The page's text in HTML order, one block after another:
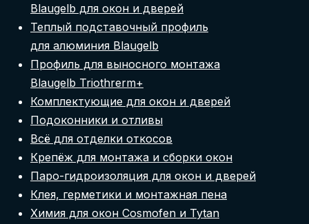
Blaugelb для окон и дверей
Теплый подставочный профиль
для алюминия Blaugelb
Профиль для выносного монтажа
Blaugelb Triothrerm+
Комплектующие для окон и дверей
Подоконники и отливы
Всё для отделки откосов
Крепёж для монтажа и сборки окон
Паро-гидроизоляция для окон и дверей
Клея, герметики и монтажная пена
Химия для окон Cosmofen и Tytan